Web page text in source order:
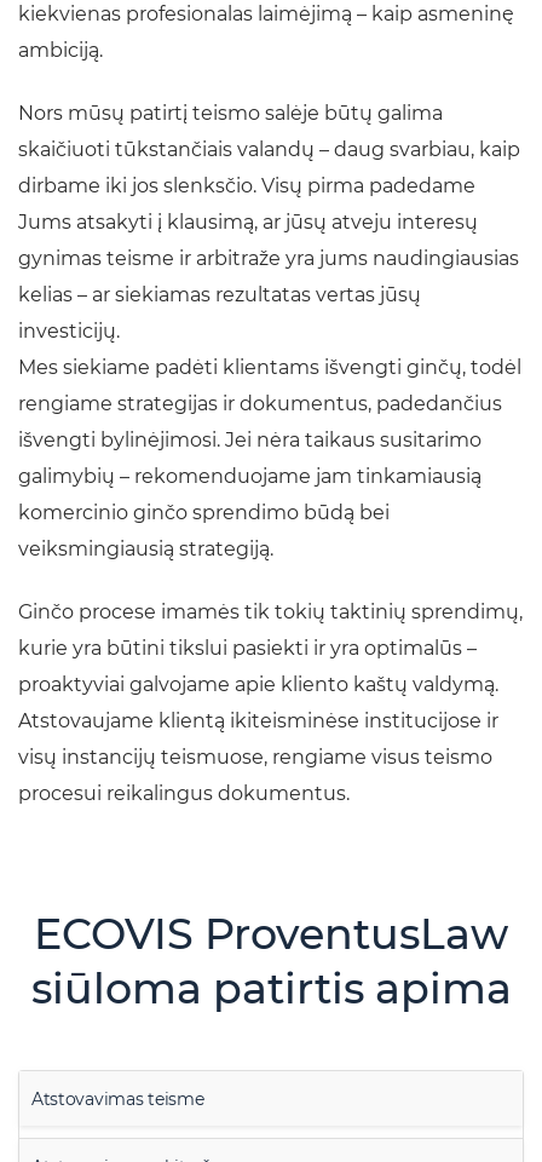
kiekvienas profesionalas laimėjimą – kaip asmeninę
ambiciją.
Nors mūsų patirtį teismo salėje būtų galima
skaičiuoti tūkstančiais valandų – daug svarbiau, kaip
dirbame iki jos slenksčio. Visų pirma padedame
Jums atsakyti į klausimą, ar jūsų atveju interesų
gynimas teisme ir arbitraže yra jums naudingiausias
kelias – ar siekiamas rezultatas vertas jūsų
investicijų.
Mes siekiame padėti klientams išvengti ginčų, todėl
rengiame strategijas ir dokumentus, padedančius
išvengti bylinėjimosi. Jei nėra taikaus susitarimo
galimybių – rekomenduojame jam tinkamiausią
komercinio ginčo sprendimo būdą bei
veiksmingiausią strategiją.
Ginčo procese imamės tik tokių taktinių sprendimų,
kurie yra būtini tikslui pasiekti ir yra optimalūs –
proaktyviai galvojame apie kliento kaštų valdymą.
Atstovaujame klientą ikiteisminėse institucijose ir
visų instancijų teismuose, rengiame visus teismo
procesui reikalingus dokumentus.
ECOVIS ProventusLaw
siūloma patirtis apima
Atstovavimas teisme